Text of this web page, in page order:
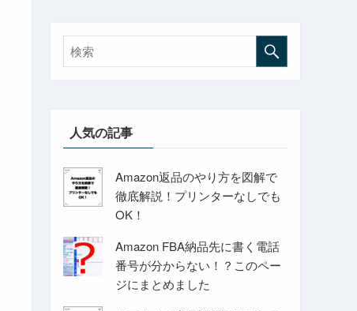
人気の記事
Amazon返品のやり方を図解で
徹底解説！プリンターなしでも
OK！
Amazon FBA納品先に書く電話
番号が分からない！？このペー
ジにまとめました